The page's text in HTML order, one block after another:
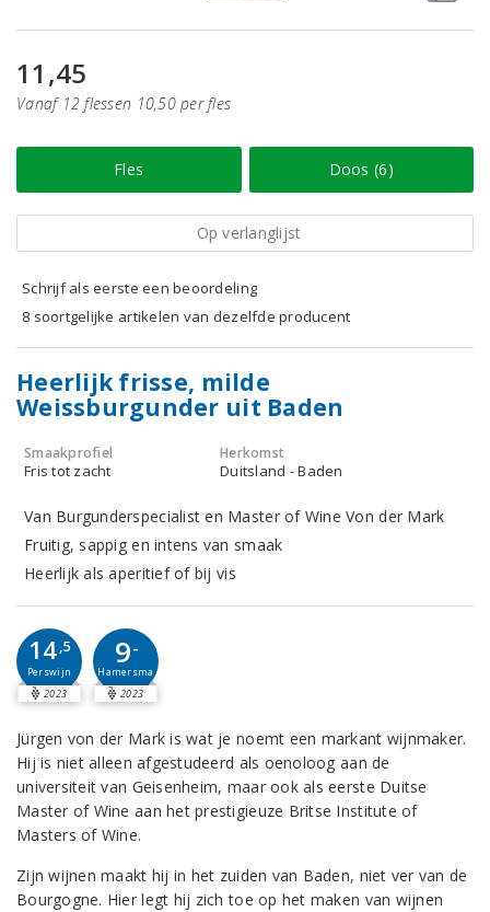
11,45
Vanaf 12 flessen 10,50 per fles
Fles Doos (6)
Op verlanglijst
Schrijf als eerste een beoordeling
8 soortgelijke artikelen van dezelfde producent
Heerlijk frisse, milde
Weissburgunder uit Baden
Smaakprofiel
Fris tot zacht
Herkomst
Duitsland - Baden
Van Burgunderspecialist en Master of Wine Von der Mark
Fruitig, sappig en intens van smaak
Heerlijk als aperitief of bij vis
14,5
Perswijn
2023
9-
Hamersma
2023
Jürgen von der Mark is wat je noemt een markant wijnmaker.
Hij is niet alleen afgestudeerd als oenoloog aan de
universiteit van Geisenheim, maar ook als eerste Duitse
Master of Wine aan het prestigieuze Britse Institute of
Masters of Wine.
Zijn wijnen maakt hij in het zuiden van Baden, niet ver van de
Bourgogne. Hier legt hij zich toe op het maken van wijnen